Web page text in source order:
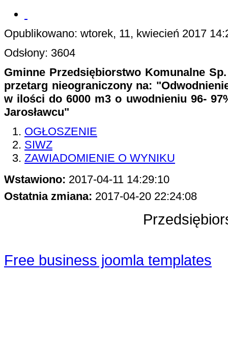
Opublikowano: wtorek, 11, kwiecień 2017
Odsłony: 3604
Gminne Przedsiębiorstwo Komunalne
przetarg nieograniczony na:
w ilości do 6000 m3 o uwodnieniu 96-
Jarosławcu"
OGŁOSZENIE
SIWZ
ZAWIADOMIENIE O WYNIKU
Wstawiono: 2017-04-11 14:29:10
Ostatnia zmiana: 2017-04-20 22:24:08
Free business joomla templates